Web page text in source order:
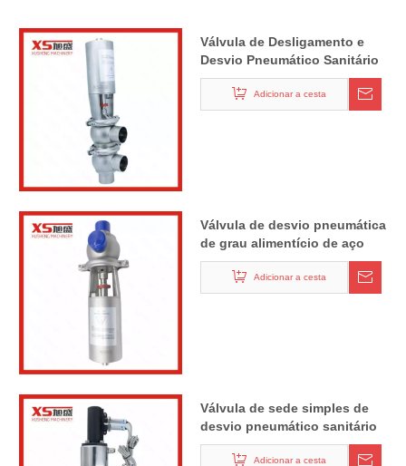
Válvula de Desligamento e
Desvio Pneumático Sanitário
Adicionar a cesta
Válvula de desvio pneumática
de grau alimentício de aço
inoxidável SS304 de 1" 25,4
Adicionar a cesta
Válvula de sede simples de
desvio pneumático sanitário
de aço inoxidável
Adicionar a cesta